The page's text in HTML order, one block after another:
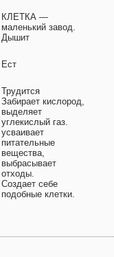
КЛЕТКА —
маленький завод.
Дышит
Ест
Трудится
Забирает кислород,
выделяет
углекислый газ.
усваивает
питательные
вещества,
выбрасывает
отходы.
Создает себе
подобные клетки.